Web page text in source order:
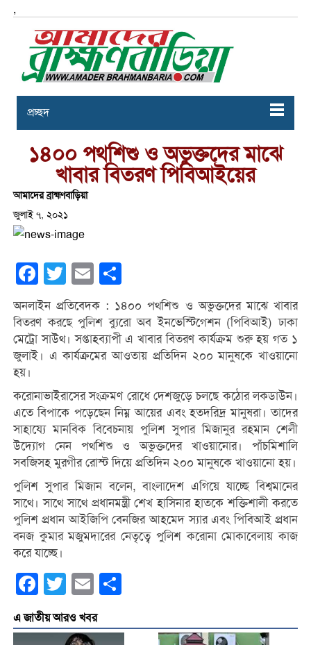
,
প্রচ্ছদ
১৪০০ পথশিশু ও অভুক্তদের মাঝে
খাবার বিতরণ পিবিআইয়ের
আমাদের ব্রাহ্মণবাড়িয়া
জুলাই ৭, ২০২১
Facebook
Twitter Email
অনলাইন প্রতিবেদক : ১৪০০ পথশিশু ও অভুক্তদের মাঝে খাবার
বিতরণ করছে পুলিশ ব্যুরো অব ইনভেস্টিগেশন (পিবিআই) ঢাকা
মেট্রো সাউথ। সপ্তাহব্যাপী এ খাবার বিতরণ কার্যক্রম শুরু হয় গত ১
জুলাই। এ কার্যক্রমের আওতায় প্রতিদিন ২০০ মানুষকে খাওয়ানো
হয়।
করোনাভাইরাসের সংক্রমণ রোধে দেশজুড়ে চলছে কঠোর লকডাউন।
এতে বিপাকে পড়েছেন নিম্ন আয়ের এবং হতদরিদ্র মানুষরা। তাদের
সাহায্যে মানবিক বিবেচনায় পুলিশ সুপার মিজানুর রহমান শেলী
উদ্যোগ নেন পথশিশু ও অভুক্তদের খাওয়ানোর। পাঁচমিশালি
সবজিসহ মুরগীর রোস্ট দিয়ে প্রতিদিন ২০০ মানুষকে খাওয়ানো হয়।
পুলিশ সুপার মিজান বলেন, বাংলাদেশ এগিয়ে যাচ্ছে বিশ্বমানের
সাথে। সাথে সাথে প্রধানমন্ত্রী শেখ হাসিনার হাতকে শক্তিশালী করতে
পুলিশ প্রধান আইজিপি বেনজির আহমেদ স্যার এবং পিবিআই প্রধান
বনজ কুমার মজুমদারের নেতৃত্বে পুলিশ করোনা মোকাবেলায় কাজ
করে যাচ্ছে।
Facebook
Twitter Email
এ জাতীয় আরও খবর